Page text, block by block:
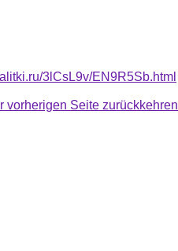
3lCsL9v/EN9R5Sb.html
vorherigen Seite zurückkehren